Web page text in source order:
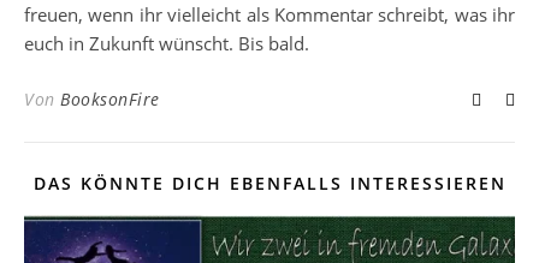
freuen, wenn ihr vielleicht als Kommentar schreibt, was ihr
euch in Zukunft wünscht. Bis bald.
Von BooksonFire
DAS KÖNNTE DICH EBENFALLS INTERESSIEREN